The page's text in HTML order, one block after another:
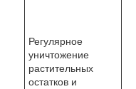
Регулярное
уничтожение
растительных
остатков и